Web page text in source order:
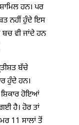
ਹਨ। ਪਰ
ਨਹੀਂ ਹੁੰਦੇ ਇਸ
ਵੀ ਜਾਂਦੇ ਹਨ
ਬੱਚੇ
ਹੁੰਦੇ ਹਨ।
ਸ਼ਿਕਾਰ ਹੋਇਆਂ
ਹੈ। ਹੋਰ ਤਾਂ
11 ਸਾਲਾਂ ਤੋਂ